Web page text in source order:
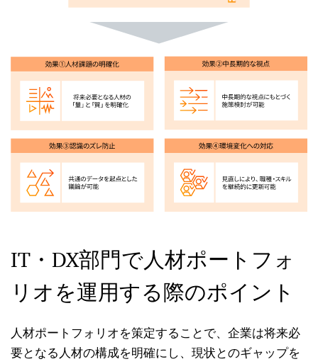
IT・DX部門で人材ポートフォ
リオを運用する際のポイント
人材ポートフォリオを策定することで、企業は将来必
要となる人材の構成を明確にし、現状とのギャップを